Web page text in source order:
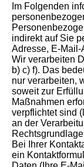
Im Folgenden
indirekt auf Sie
Adresse, E-Mail-
Wir verarbeiten
b) c) f). Das
nur verarbeiten,
soweit zur
Maßnahmen
verpflichtet sind
an der
Bei Ihrer
ein